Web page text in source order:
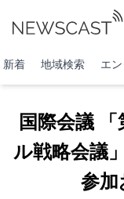
新着 地域検索 エ
国際会議
ル戦略会議
参加